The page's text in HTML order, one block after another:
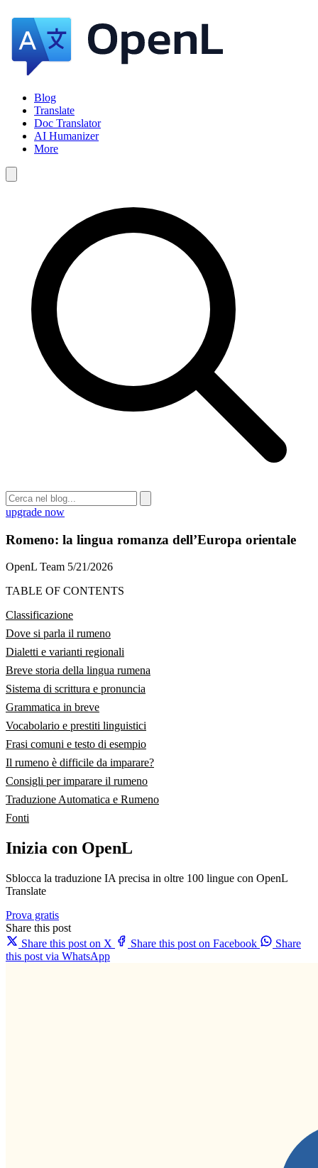
Blog
Translate
Doc Translator
AI Humanizer
More
upgrade now
Romeno: la lingua romanza dell’Europa orientale
OpenL Team 5/21/2026
TABLE OF CONTENTS
Classificazione
Dove si parla il rumeno
Dialetti e varianti regionali
Breve storia della lingua rumena
Sistema di scrittura e pronuncia
Grammatica in breve
Vocabolario e prestiti linguistici
Frasi comuni e testo di esempio
Il rumeno è difficile da imparare?
Consigli per imparare il rumeno
Traduzione Automatica e Rumeno
Fonti
Inizia con OpenL
Sblocca la traduzione IA precisa in oltre 100 lingue con OpenL
Translate
Prova gratis
Share this post
Share this post on X
Share this post on Facebook
Share
this post via WhatsApp